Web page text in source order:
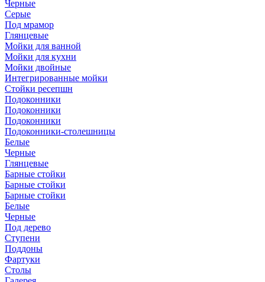
Черные
Серые
Под мрамор
Глянцевые
Мойки для ванной
Мойки для кухни
Мойки двойные
Интегрированные мойки
Стойки ресепшн
Подоконники
Подоконники
Подоконники
Подоконники-столешницы
Белые
Черные
Глянцевые
Барные стойки
Барные стойки
Барные стойки
Белые
Черные
Под дерево
Ступени
Поддоны
Фартуки
Столы